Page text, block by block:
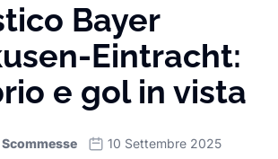
Bayer
Eintracht:
e gol in vista
10 Settembre 2025